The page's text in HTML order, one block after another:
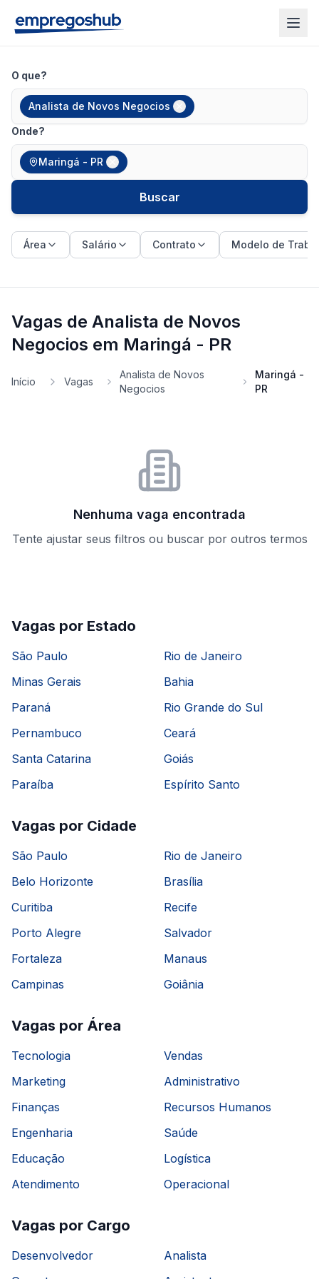
O que?
Analista de Novos Negocios
Onde?
Maringá - PR
Buscar
Área Salário Contrato Modelo de
Vagas de Analista de Novos
Negocios em Maringá - PR
Início Vagas
Analista de Novos
Negocios
Maringá -
PR
Nenhuma vaga encontrada
Tente ajustar seus filtros ou buscar por outros termos
Vagas por Estado
São Paulo
Rio de Janeiro
Minas Gerais
Bahia
Paraná
Rio Grande do Sul
Pernambuco
Ceará
Santa Catarina
Goiás
Paraíba
Espírito Santo
Vagas por Cidade
São Paulo
Rio de Janeiro
Belo Horizonte
Brasília
Curitiba
Recife
Porto Alegre
Salvador
Fortaleza
Manaus
Campinas
Goiânia
Vagas por Área
Tecnologia
Vendas
Marketing
Administrativo
Finanças
Recursos Humanos
Engenharia
Saúde
Educação
Logística
Atendimento
Operacional
Vagas por Cargo
Desenvolvedor
Analista